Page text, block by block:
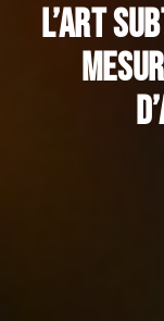
L’art